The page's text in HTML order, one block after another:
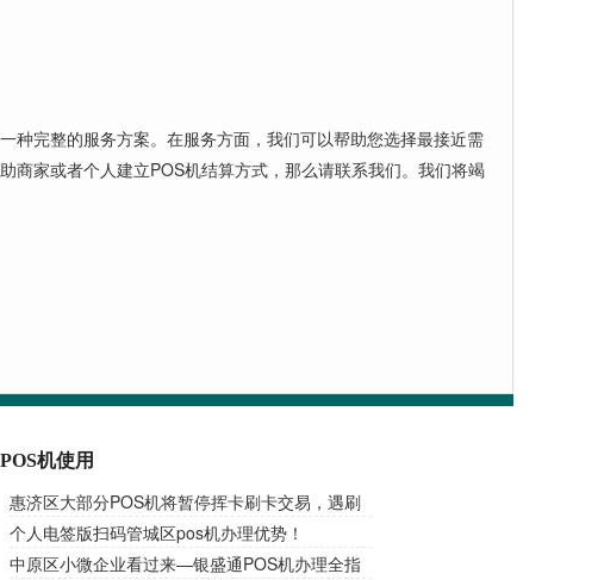
种完整的服务方案。在服务方面，我们可以帮助您选择最接近需
商家或者个人建立POS机结算方式，那么请联系我们。我们将竭
POS机使用
惠济区大部分POS机将暂停挥卡刷卡交易，遇刷
卡错误请插卡交易！
个人电签版扫码管城区pos机办理优势！
中原区小微企业看过来—银盛通POS机办理全指